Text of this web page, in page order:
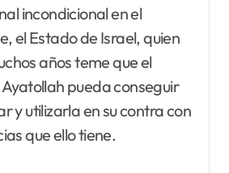
incondicional en el
el Estado de Israel, quien
años teme que el
pueda conseguir
y utilizarla en su contra con
que ello tiene.